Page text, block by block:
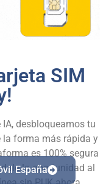
SIM
desbloqueamos tu
la forma más rápida y
es 100% segura
la oportunidad al
España